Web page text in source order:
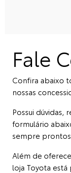
Fale
Confira abaixo
nossas
Possui dúvidas,
formulário
sempre prontos
Além de
loja Toyota está